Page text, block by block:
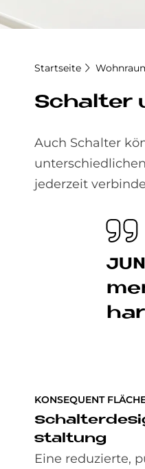
Startseite
Schal­ter
Auch Schalter
jederzeit
KONSEQUENT
stal­tung
Eine reduzierte,